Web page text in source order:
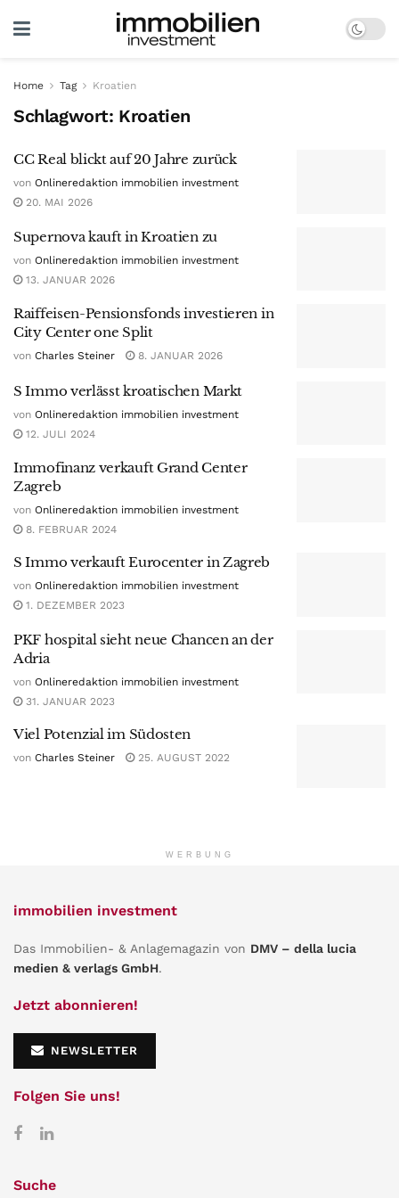
Home Tag Kroatien
Schlagwort: Kroatien
CC Real blickt auf 20 Jahre zurück
von Onlineredaktion immobilien investment
20. MAI 2026
Supernova kauft in Kroatien zu
von Onlineredaktion immobilien investment
13. JANUAR 2026
Raiffeisen-Pensionsfonds investieren in
City Center one Split
von Charles Steiner 8. JANUAR 2026
S Immo verlässt kroatischen Markt
von Onlineredaktion immobilien investment
12. JULI 2024
Immofinanz verkauft Grand Center
Zagreb
von Onlineredaktion immobilien investment
8. FEBRUAR 2024
S Immo verkauft Eurocenter in Zagreb
von Onlineredaktion immobilien investment
1. DEZEMBER 2023
PKF hospital sieht neue Chancen an der
Adria
von Onlineredaktion immobilien investment
31. JANUAR 2023
Viel Potenzial im Südosten
von Charles Steiner 25. AUGUST 2022
WERBUNG
immobilien investment
Das Immobilien- & Anlagemagazin von DMV – della lucia
medien & verlags GmbH.
Jetzt abonnieren!
NEWSLETTER
Folgen Sie uns!
Suche